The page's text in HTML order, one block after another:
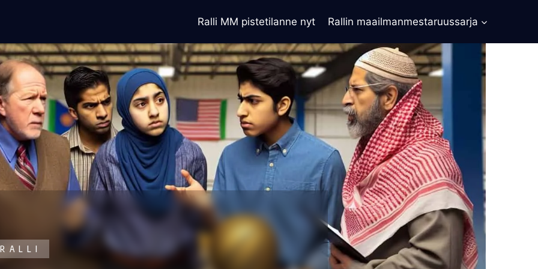
Ralli MM pistetilanne nyt Rallin maailmanmestaruussarja